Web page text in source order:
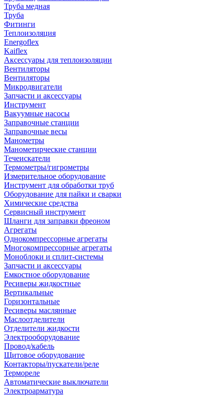
Труба медная
Труба
Фитинги
Теплоизоляция
Energoflex
Kaiflex
Аксессуары для теплоизоляции
Вентиляторы
Вентиляторы
Микродвигатели
Запчасти и аксессуары
Инструмент
Вакуумные насосы
Заправочные станции
Заправочные весы
Манометры
Манометирческие станции
Течеискатели
Термометры/гигрометры
Измерительное оборудование
Инструмент для обработки труб
Оборудование для пайки и сварки
Химические средства
Сервисный инструмент
Шланги для заправки фреоном
Агрегаты
Однокомпрессорные агрегаты
Многокомпрессорные агрегаты
Моноблоки и сплит-системы
Запчасти и аксессуары
Емкостное оборудование
Ресиверы жидкостные
Вертикальные
Горизонтальные
Ресиверы маслянные
Маслоотделители
Отделители жидкости
Электрооборудование
Провод/кабель
Щитовое оборудование
Контакторы/пускатели/реле
Термореле
Автоматические выключатели
Электроарматура